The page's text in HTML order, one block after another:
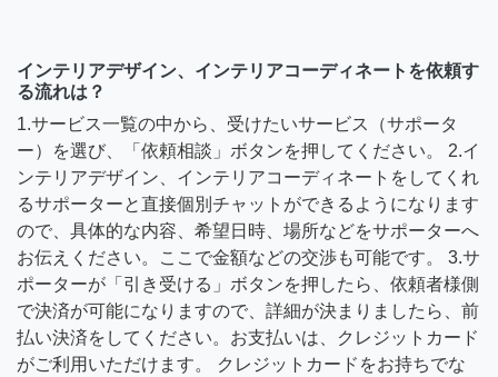
インテリアデザイン、インテリアコーディネートを依頼す
る流れは？
1.サービス一覧の中から、受けたいサービス（サポータ
ー）を選び、「依頼相談」ボタンを押してください。 2.イ
ンテリアデザイン、インテリアコーディネートをしてくれ
るサポーターと直接個別チャットができるようになります
ので、具体的な内容、希望日時、場所などをサポーターへ
お伝えください。ここで金額などの交渉も可能です。 3.サ
ポーターが「引き受ける」ボタンを押したら、依頼者様側
で決済が可能になりますので、詳細が決まりましたら、前
払い決済をしてください。お支払いは、クレジットカード
がご利用いただけます。 クレジットカードをお持ちでな